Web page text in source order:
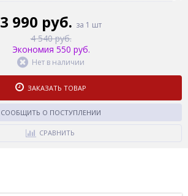
3 990 руб. за 1 шт
4 540 руб.
Экономия 550 руб.
Нет в наличии
ЗАКАЗАТЬ ТОВАР
СООБЩИТЬ О ПОСТУПЛЕНИИ
СРАВНИТЬ